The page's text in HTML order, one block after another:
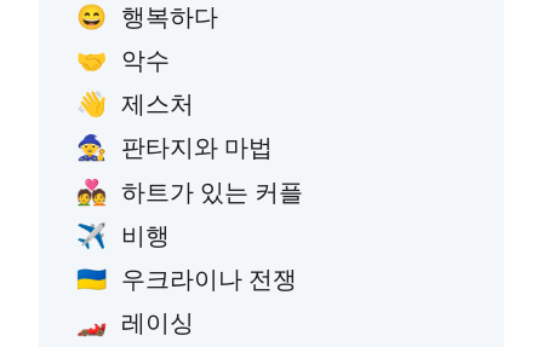
😄 행복하다
🤝 악수
👋 제스처
🧙 판타지와 마법
💑 하트가 있는 커플
✈️ 비행
🇺🇦 우크라이나 전쟁
🏎️ 레이싱